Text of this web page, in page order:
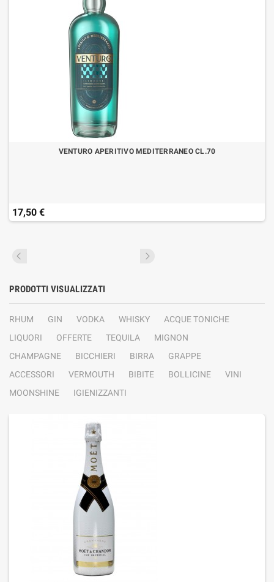
VENTURO APERITIVO MEDITERRANEO CL.70
17,50 €
PRODOTTI VISUALIZZATI
RHUM GIN VODKA WHISKY
ACQUE TONICHE
LIQUORI
OFFERTE TEQUILA
MIGNON
CHAMPAGNE
BICCHIERI BIRRA
GRAPPE
ACCESSORI
VERMOUTH BIBITE BOLLICINE
VINI
MOONSHINE
IGIENIZZANTI